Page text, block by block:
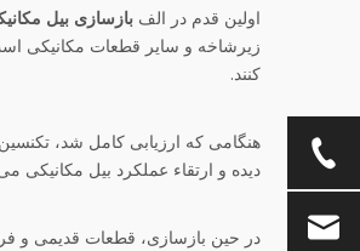
اولین قدم در الف بازسازی بیل
زیرشاخه و سایر قطعات مکانیکی
کنند.
هنگامی که ارزیابی کامل شد،
دیده و ارتقاء عملکرد بیل مکانیکی
در حین بازسازی، قطعات قدیمی و